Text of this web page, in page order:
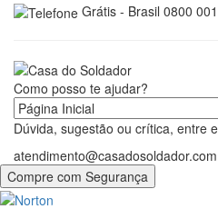
Grátis - Brasil 0800
Como posso te ajudar?
Dúvida, sugestão ou crítica, entre
Compre com Segurança